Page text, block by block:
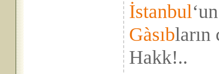
İstanbul
Gàsıbların
Hakk!..